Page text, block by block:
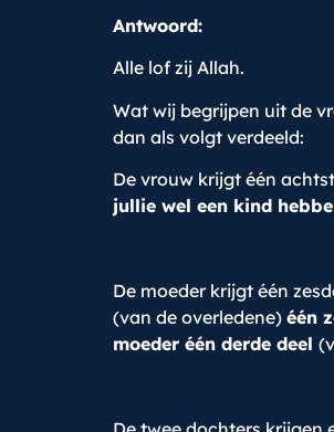
Antwoord:
Alle lof zij Allah.
Wat wij begrijpen uit de
dan als volgt verdeeld:
De vrouw krijgt één
jullie wel een kind
De moeder krijgt één
(van de overledene) één
moeder één derde deel